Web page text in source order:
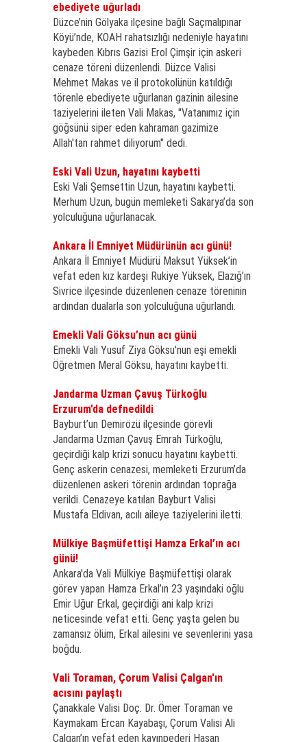
ebediyete uğurladı
Düzce’nin Gölyaka ilçesine bağlı Saçmalıpınar
Köyü’nde, KOAH rahatsızlığı nedeniyle hayatını
kaybeden Kıbrıs Gazisi Erol Çimşir için askeri
cenaze töreni düzenlendi. Düzce Valisi
Mehmet Makas ve il protokolünün katıldığı
törenle ebediyete uğurlanan gazinin ailesine
taziyelerini ileten Vali Makas, "Vatanımız için
göğsünü siper eden kahraman gazimize
Allah'tan rahmet diliyorum" dedi.
Eski Vali Uzun, hayatını kaybetti
Eski Vali Şemsettin Uzun, hayatını kaybetti.
Merhum Uzun, bugün memleketi Sakarya’da son
yolculuğuna uğurlanacak.
Ankara İl Emniyet Müdürünün acı günü!
Ankara İl Emniyet Müdürü Maksut Yüksek’in
vefat eden kız kardeşi Rukiye Yüksek, Elazığ’ın
Sivrice ilçesinde düzenlenen cenaze töreninin
ardından dualarla son yolculuğuna uğurlandı.
Emekli Vali Göksu’nun acı günü
Emekli Vali Yusuf Ziya Göksu'nun eşi emekli
Öğretmen Meral Göksu, hayatını kaybetti.
Jandarma Uzman Çavuş Türkoğlu
Erzurum’da defnedildi
Bayburt’un Demirözü ilçesinde görevli
Jandarma Uzman Çavuş Emrah Türkoğlu,
geçirdiği kalp krizi sonucu hayatını kaybetti.
Genç askerin cenazesi, memleketi Erzurum’da
düzenlenen askeri törenin ardından toprağa
verildi. Cenazeye katılan Bayburt Valisi
Mustafa Eldivan, acılı aileye taziyelerini iletti.
Mülkiye Başmüfettişi Hamza Erkal’ın acı
günü!
Ankara'da Vali Mülkiye Başmüfettişi olarak
görev yapan Hamza Erkal’ın 23 yaşındaki oğlu
Emir Uğur Erkal, geçirdiği ani kalp krizi
neticesinde vefat etti. Genç yaşta gelen bu
zamansız ölüm, Erkal ailesini ve sevenlerini yasa
boğdu.
Vali Toraman, Çorum Valisi Çalgan'ın
acısını paylaştı
Çanakkale Valisi Doç. Dr. Ömer Toraman ve
Kaymakam Ercan Kayabaşı, Çorum Valisi Ali
Çalgan’ın vefat eden kayınpederi Hasan